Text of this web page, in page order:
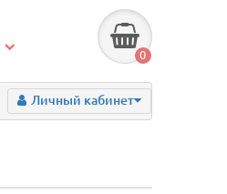
0
Личный кабинет